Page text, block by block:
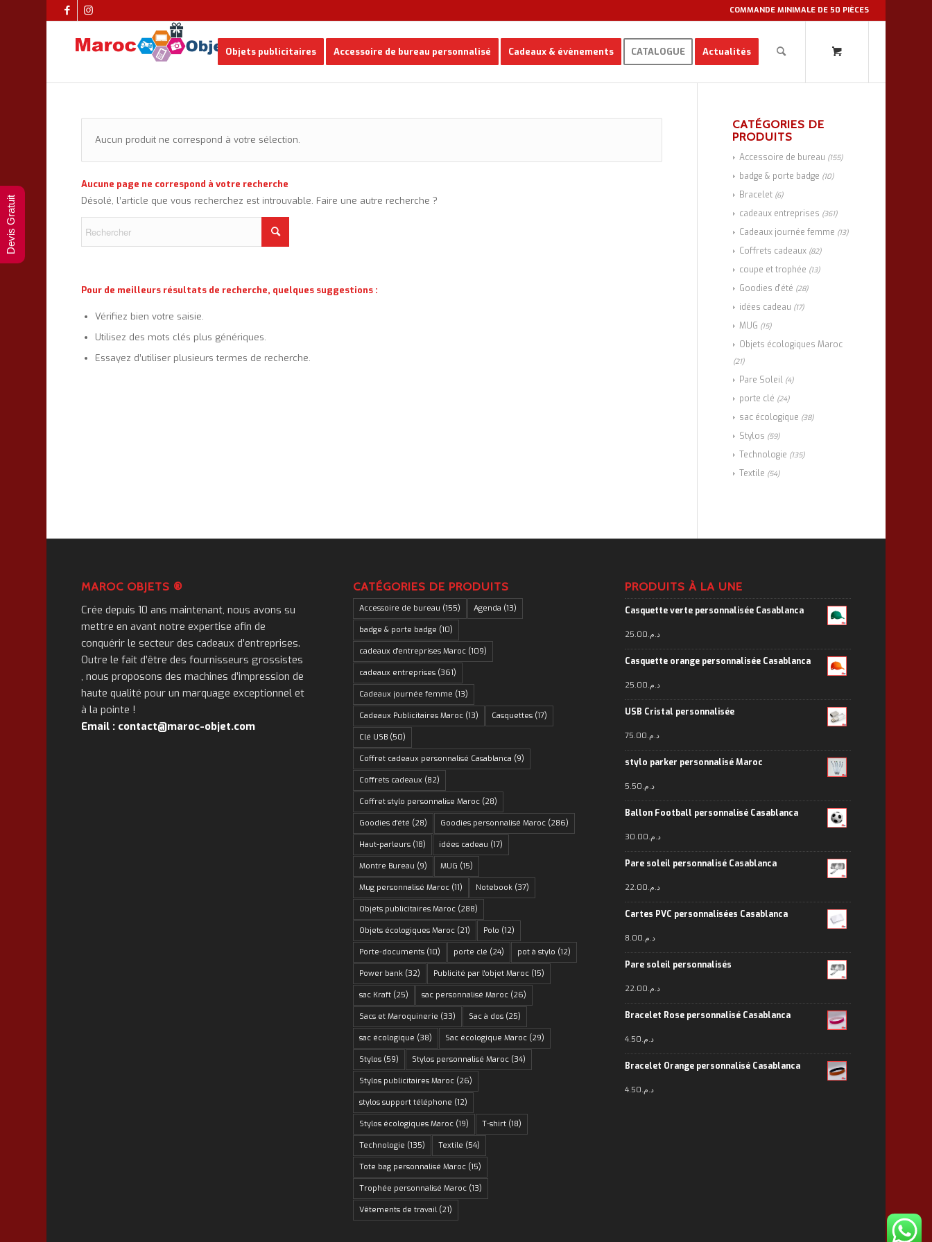
COMMANDE MINIMALE DE 50 PIÈCES
Objets publicitaires Accessoire de bureau personnalisé Cadeaux & évènements CATALOGUE Actualités
Aucun produit ne correspond à votre sélection.
Aucune page ne correspond à votre recherche
Désolé, l’article que vous recherchez est introuvable. Faire une autre recherche ?
Pour de meilleurs résultats de recherche, quelques suggestions :
Vérifiez bien votre saisie.
Utilisez des mots clés plus génériques.
Essayez d’utiliser plusieurs termes de recherche.
CATÉGORIES DE
PRODUITS
Accessoire de bureau (155)
badge & porte badge (10)
Bracelet (6)
cadeaux entreprises (361)
Cadeaux journée femme (13)
Coffrets cadeaux (82)
coupe et trophée (13)
Goodies d'été (28)
idées cadeau (17)
MUG (15)
Objets écologiques Maroc
(21)
Pare Soleil (4)
porte clé (24)
sac écologique (38)
Stylos (59)
Technologie (135)
Textile (54)
MAROC OBJETS ®
Crée depuis 10 ans maintenant, nous avons su
mettre en avant notre expertise afin de
conquérir le secteur des cadeaux d’entreprises.
Outre le fait d’être des fournisseurs grossistes
, nous proposons des machines d’impression de
haute qualité pour un marquage exceptionnel et
à la pointe !
Email : contact@maroc-objet.com
CATÉGORIES DE PRODUITS
Accessoire de bureau (155) Agenda (13)
badge & porte badge (10)
cadeaux d'entreprises Maroc (109)
cadeaux entreprises (361)
Cadeaux journée femme (13)
Cadeaux Publicitaires Maroc (13) Casquettes (17)
Clé USB (50)
Coffret cadeaux personnalisé Casablanca (9)
Coffrets cadeaux (82)
Coffret stylo personnalise Maroc (28)
Goodies d'été (28) Goodies personnalisé Maroc (286)
Haut-parleurs (18) idées cadeau (17)
Montre Bureau (9) MUG (15)
Mug personnalisé Maroc (11) Notebook (37)
Objets publicitaires Maroc (288)
Objets écologiques Maroc (21) Polo (12)
Porte-documents (10) porte clé (24) pot à stylo (12)
Power bank (32) Publicité par l'objet Maroc (15)
sac Kraft (25) sac personnalisé Maroc (26)
Sacs et Maroquinerie (33) Sac à dos (25)
sac écologique (38) Sac écologique Maroc (29)
Stylos (59) Stylos personnalisé Maroc (34)
Stylos publicitaires Maroc (26)
stylos support téléphone (12)
Stylos écologiques Maroc (19) T-shirt (18)
Technologie (135) Textile (54)
Tote bag personnalisé Maroc (15)
Trophée personnalisé Maroc (13)
Vêtements de travail(21)
PRODUITS À LA UNE
Casquette verte personnalisée Casablanca
د.م.25.00
Casquette orange personnalisée Casablanca
د.م.25.00
USB Cristal personnalisée
د.م.75.00
stylo parker personnalisé Maroc
د.م.5.50
Ballon Football personnalisé Casablanca
د.م.30.00
Pare soleil personnalisé Casablanca
د.م.22.00
Cartes PVC personnalisées Casablanca
د.م.8.00
Pare soleil personnalisés
د.م.22.00
Bracelet Rose personnalisé Casablanca
د.م.4.50
Bracelet Orange personnalisé Casablanca
د.م.4.50
Devis Gratuit